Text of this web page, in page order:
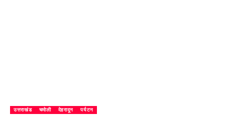
उत्तराखंड चमोली देहरादून पर्यटन